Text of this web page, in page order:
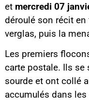
et mercredi 07
déroulé son récit
verglas, puis la
Les premiers
carte postale. Ils se
sourde et ont collé
accumulés dans